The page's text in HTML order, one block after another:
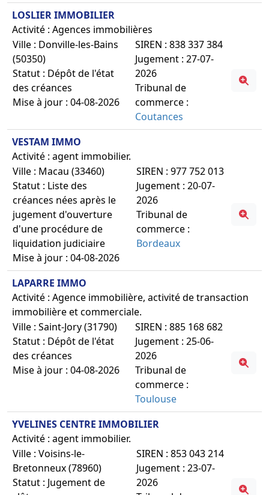
LOSLIER IMMOBILIER
Activité : Agences immobilières
Ville : Donville-les-Bains
(50350)
Statut : Dépôt de l'état
des créances
Mise à jour : 04-08-2026
SIREN : 838 337 384
Jugement : 27-07-
2026
Tribunal de
commerce :
Coutances
VESTAM IMMO
Activité : agent immobilier.
Ville : Macau (33460)
Statut : Liste des
créances nées après le
jugement d'ouverture
d'une procédure de
liquidation judiciaire
Mise à jour : 04-08-2026
SIREN : 977 752 013
Jugement : 20-07-
2026
Tribunal de
commerce :
Bordeaux
LAPARRE IMMO
Activité : Agence immobilière, activité de transaction
immobilière et commerciale.
Ville : Saint-Jory (31790)
Statut : Dépôt de l'état
des créances
Mise à jour : 04-08-2026
SIREN : 885 168 682
Jugement : 25-06-
2026
Tribunal de
commerce :
Toulouse
YVELINES CENTRE IMMOBILIER
Activité : agent immobilier.
Ville : Voisins-le-
Bretonneux (78960)
Statut : Jugement de
SIREN : 853 043 214
Jugement : 23-07-
2026